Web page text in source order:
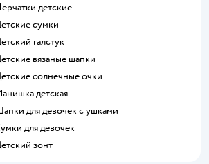
Перчатки детские
Детские сумки
Детский галстук
Детские вязаные шапки
Детские солнечные очки
Манишка детская
Шапки для девочек с ушками
Сумки для девочек
Детский зонт